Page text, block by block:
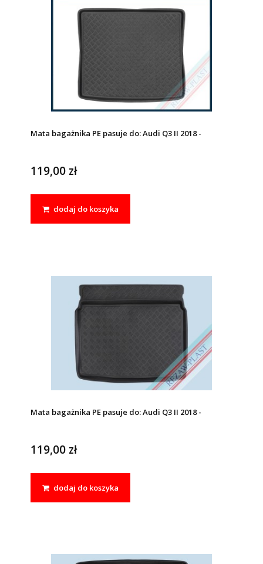
Mata bagażnika PE pasuje do: Audi Q3 II 2018 -
119,00 zł
dodaj do koszyka
Mata bagażnika PE pasuje do: Audi Q3 II 2018 -
119,00 zł
dodaj do koszyka